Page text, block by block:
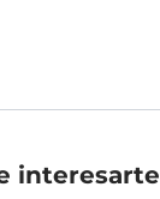
interesarte